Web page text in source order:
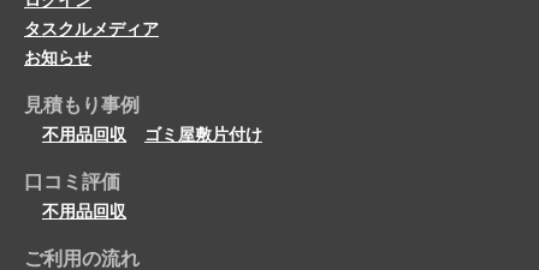
タスクルメディア
お知らせ
見積もり事例
不用品回収 ゴミ屋敷片付け
口コミ評価
不用品回収
ご利用の流れ